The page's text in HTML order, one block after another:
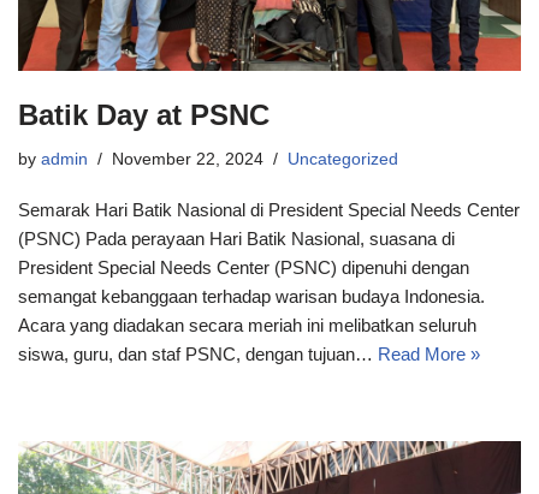
Batik Day at PSNC
by admin November 22, 2024 Uncategorized
Semarak Hari Batik Nasional di President Special Needs Center
(PSNC) Pada perayaan Hari Batik Nasional, suasana di
President Special Needs Center (PSNC) dipenuhi dengan
semangat kebanggaan terhadap warisan budaya Indonesia.
Acara yang diadakan secara meriah ini melibatkan seluruh
siswa, guru, dan staf PSNC, dengan tujuan… Read More »